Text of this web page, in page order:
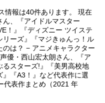
声優記事一覧
実写化映画一覧
情報は40件あります。 現在
ん、『アイドルマスター
！』『ディズニー ツイステ
リーズ』『マジきゅんっ！ル
は？ − アニメキャラクター
優・西山宏太朗さん、『ア
るスターズ!』『美男高校地
『A3！』など代表作に選
代表作まとめ（2021 年